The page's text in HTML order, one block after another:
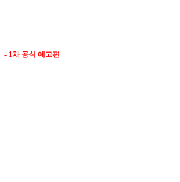
- 1차 공식 예고편